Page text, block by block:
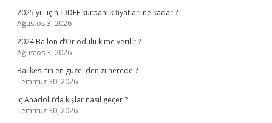
2025 yılı için İDDEF kurbanlık fiyatları ne kadar ?
Ağustos 3, 2026
2024 Ballon d’Or ödülü kime verilir ?
Ağustos 3, 2026
Balıkesir’in en güzel denizi nerede ?
Temmuz 30, 2026
İç Anadolu’da kışlar nasıl geçer ?
Temmuz 30, 2026